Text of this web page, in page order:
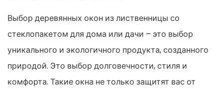
Выбор деревянных окон из лиственницы со
стеклопакетом для дома или дачи – это выбор
уникального и экологичного продукта, созданного
природой. Это выбор долговечности, стиля и
комфорта. Такие окна не только защитят вас от